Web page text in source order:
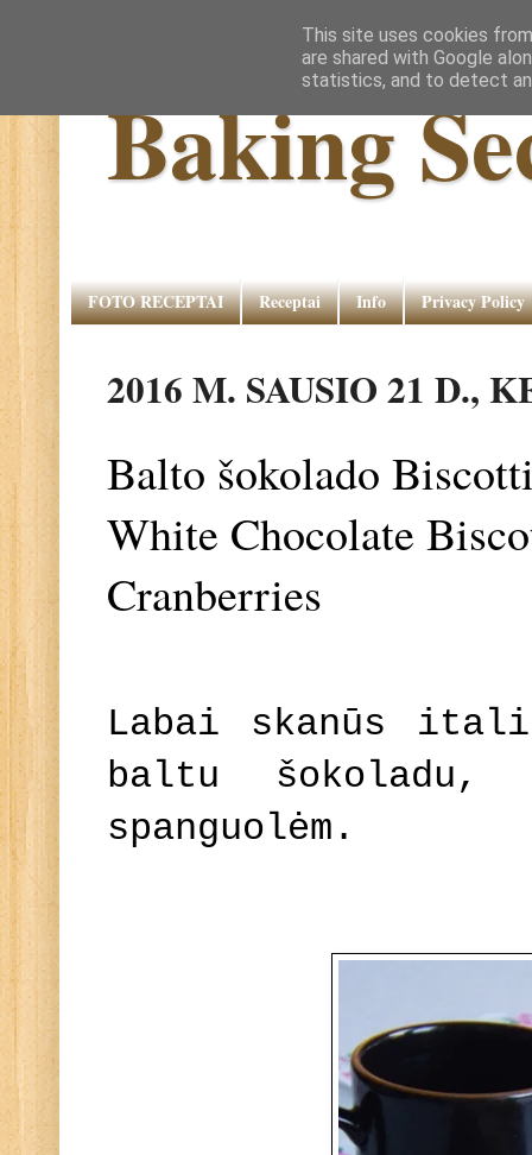
Baking
FOTO RECEPTAI Receptai Info Privacy Policy
2016 M. SAUSIO 21 D.,
Balto šokolado
White Chocolate
Cranberries
Labai skanūs
baltu šokoladu,
spanguolėm.
This site uses cookies
are shared with Google
statistics, and to detect